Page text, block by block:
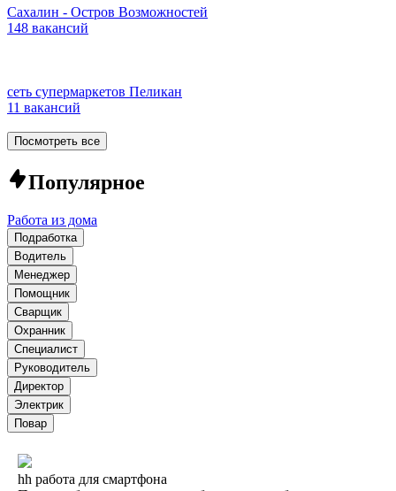
Сахалин - Остров Возможностей
148 вакансий
сеть супермаркетов Пеликан
11 вакансий
Посмотреть все
Популярное
Работа из дома
Подработка
Водитель
Менеджер
Помощник
Сварщик
Охранник
Специалист
Руководитель
Директор
Электрик
Повар
hh работа для смартфона